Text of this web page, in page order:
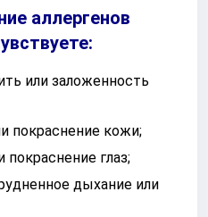
аллергенов
или заложенность
покраснение кожи;
покраснение глаз;
дыхание или